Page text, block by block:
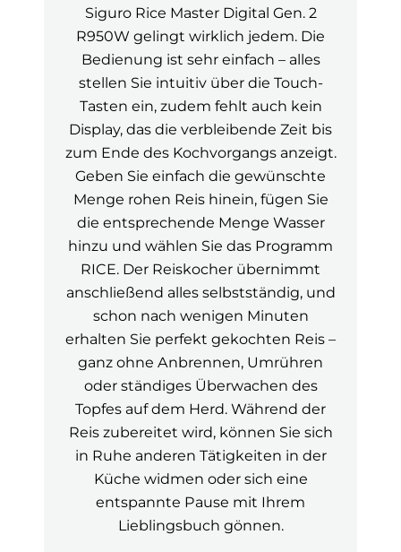
Siguro Rice Master Digital Gen. 2
R950W gelingt wirklich jedem. Die
Bedienung ist sehr einfach – alles
stellen Sie intuitiv über die Touch-
Tasten ein, zudem fehlt auch kein
Display, das die verbleibende Zeit bis
zum Ende des Kochvorgangs anzeigt.
Geben Sie einfach die gewünschte
Menge rohen Reis hinein, fügen Sie
die entsprechende Menge Wasser
hinzu und wählen Sie das Programm
RICE. Der Reiskocher übernimmt
anschließend alles selbstständig, und
schon nach wenigen Minuten
erhalten Sie perfekt gekochten Reis –
ganz ohne Anbrennen, Umrühren
oder ständiges Überwachen des
Topfes auf dem Herd. Während der
Reis zubereitet wird, können Sie sich
in Ruhe anderen Tätigkeiten in der
Küche widmen oder sich eine
entspannte Pause mit Ihrem
Lieblingsbuch gönnen.